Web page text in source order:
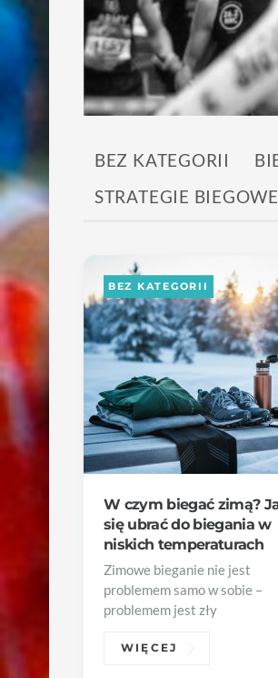
BEZ KATEGORII
STRATEGIE BIEGOWE
W czym biegać zimą?
się ubrać do biegania w
niskich temperaturach
BEZ KATEGORII
Zimowe bieganie nie jest
problemem samo w sobie –
problemem jest zły
WIĘCEJ